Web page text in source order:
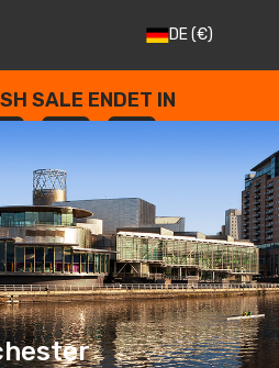
DE(€)
SALE ENDET IN